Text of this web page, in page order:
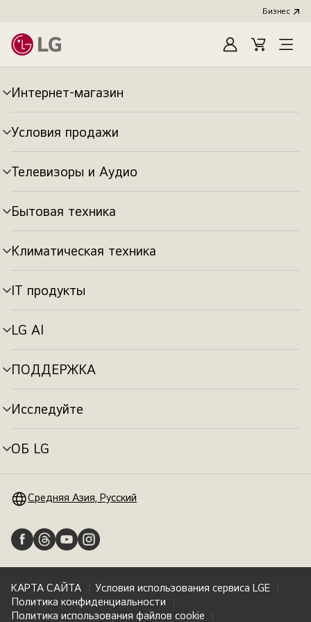
Бизнес
Cart
Open
Menu
Интернет-магазин
Переключатель
меню
Условия продажи
Переключатель
меню
Телевизоры и Аудио
Переключатель
меню
Бытовая техника
Переключатель
меню
Климатическая техника
Переключатель
меню
IT продукты
Переключатель
меню
LG AI
Переключатель
меню
ПОДДЕРЖКА
Переключатель
меню
Исследуйте
Переключатель
меню
ОБ LG
Переключатель
Средняя Азия, Русский
КАРТА САЙТА
Условия использования сервиса LGE
Политика конфиденциальности
Политика использования файлов cookie